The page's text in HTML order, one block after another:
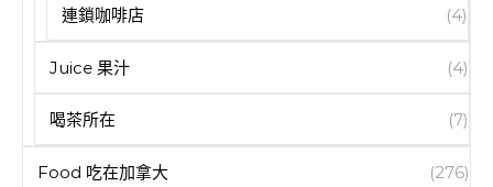
連鎖咖啡店 (4)
Juice 果汁 (4)
喝茶所在 (7)
Food 吃在加拿大 (276)